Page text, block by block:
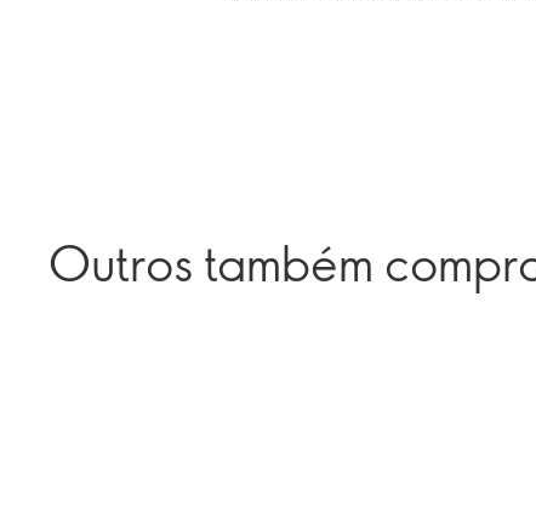
Outros também